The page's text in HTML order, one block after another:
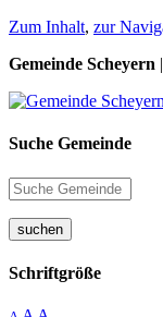
Zum Inhalt, zur
Gemeinde Scheyern
Suche Gemeinde
suchen
Schriftgröße